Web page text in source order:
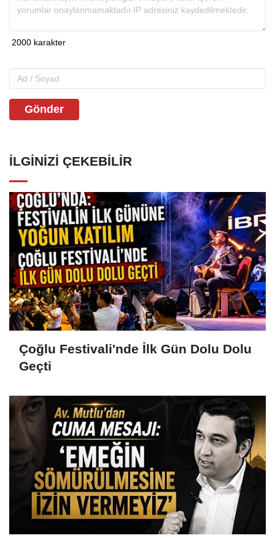
Gönder
İLGINIZI ÇEKEBILIR
Çoğlu Festivali'nde İlk Gün Dolu Dolu
Geçti